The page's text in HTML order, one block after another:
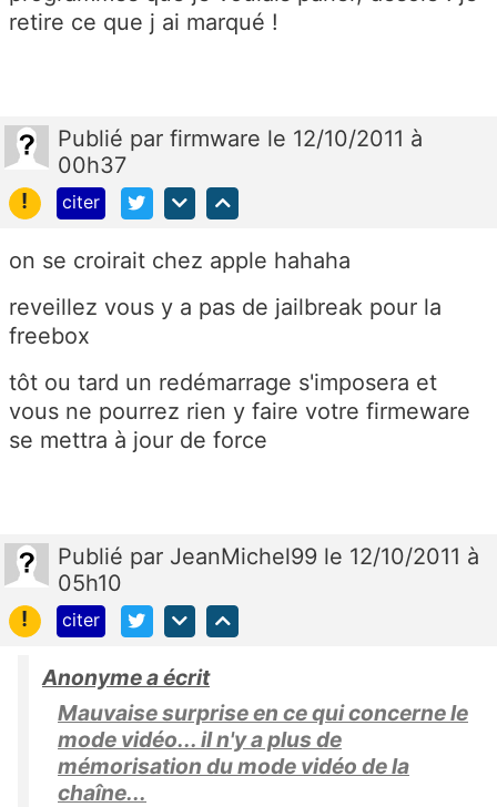
retire ce que j ai marqué !
Publié par firmware le 12/10/2011 à
00h37
!
citer
on se croirait chez apple hahaha
reveillez vous y a pas de jailbreak pour la
freebox
tôt ou tard un redémarrage s'imposera et
vous ne pourrez rien y faire votre firmeware
se mettra à jour de force
Publié par JeanMichel99 le 12/10/2011 à
05h10
!
citer
Anonyme a écrit
Mauvaise surprise en ce qui concerne le
mode vidéo... il n'y a plus de
mémorisation du mode vidéo de la
chaîne...